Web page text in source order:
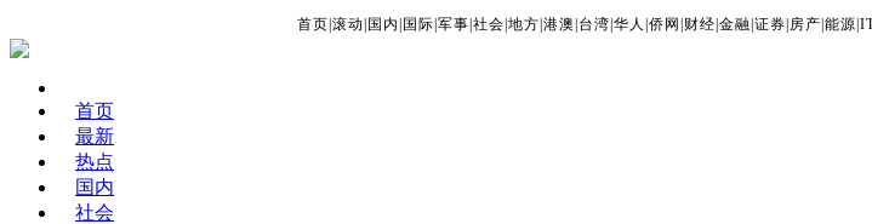
首页 滚动 国内 国际 军事 社会 地方 港澳 台湾 华人 侨网 财经 金融 证券 房产 能源
首页
最新
热点
国内
社会